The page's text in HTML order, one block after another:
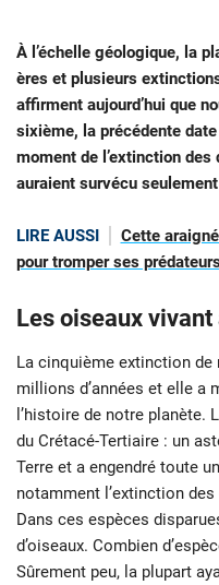
À l’échelle géologique, la
ères et plusieurs
affirment aujourd’hui que
sixième, la précédente
moment de l’extinction
auraient survécu
LIRE AUSSI
Cette
pour tromper ses
Les oiseaux
La cinquième extinction de
millions d’années et elle a
l’histoire de notre
du Crétacé-Tertiaire : un
Terre et a engendré toute
notamment l’extinction
Dans ces espèces
d’oiseaux. Combien
Sûrement peu, la plupart